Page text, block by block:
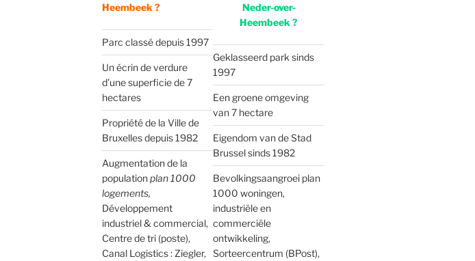
Heembeek ?
Parc classé depuis 1997
Un écrin de verdure
d’une superficie de 7
hectares
Propriété de la Ville de
Bruxelles depuis 1982
Augmentation de la
populationplan 1000
logements,
Développement
industriel & commercial,
Centre de tri (poste),
Canal Logistics : Ziegler,
Neder-over-
Heembeek ?
Geklasseerd park sinds
1997
Een groene omgeving
van 7 hectare
Eigendom van de Stad
Brussel sinds 1982
Bevolkingsaangroei plan
1000 woningen,
industriële en
commerciële
ontwikkeling,
Sorteercentrum (BPost),